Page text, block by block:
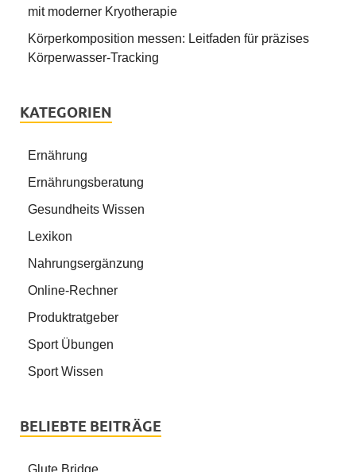
mit moderner Kryotherapie
Körperkomposition messen: Leitfaden für präzises
Körperwasser-Tracking
KATEGORIEN
Ernährung
Ernährungsberatung
Gesundheits Wissen
Lexikon
Nahrungsergänzung
Online-Rechner
Produktratgeber
Sport Übungen
Sport Wissen
BELIEBTE BEITRÄGE
Glute Bridge